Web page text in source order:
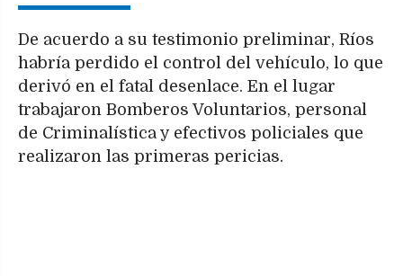
De acuerdo a su testimonio preliminar, Ríos
habría perdido el control del vehículo, lo que
derivó en el fatal desenlace. En el lugar
trabajaron Bomberos Voluntarios, personal
de Criminalística y efectivos policiales que
realizaron las primeras pericias.